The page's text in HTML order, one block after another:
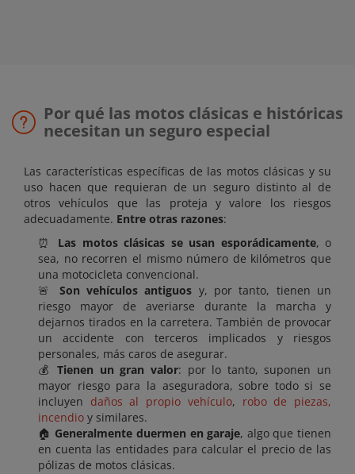
Por qué las motos clásicas e históricas
necesitan un seguro especial
Las características específicas de las motos clásicas y su
uso hacen que requieran de un seguro distinto al de
otros vehículos que las proteja y valore los riesgos
adecuadamente. Entre otras razones:
⏰ Las motos clásicas se usan esporádicamente, o
sea, no recorren el mismo número de kilómetros que
una motocicleta convencional.
🚨 Son vehículos antiguos y, por tanto, tienen un
riesgo mayor de averiarse durante la marcha y
dejarnos tirados en la carretera. También de provocar
un accidente con terceros implicados y riesgos
personales, más caros de asegurar.
💰Tienen un gran valor: por lo tanto, suponen un
mayor riesgo para la aseguradora, sobre todo si se
incluyen daños al propio vehículo, robo de piezas,
incendio y similares.
🏠 Generalmente duermen en garaje, algo que tienen
en cuenta las entidades para calcular el precio de las
pólizas de motos clásicas.